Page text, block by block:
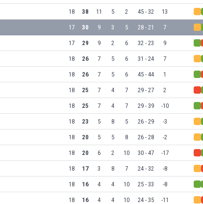
18 38 11 5 2 45 - 32 13
17 30 9 3 5 28 - 21 7
17 29 9 2 6 32 - 23 9
18 26 7 5 6 31 - 24 7
18 26 7 5 6 45 - 44 1
18 25 7 4 7 29 - 27 2
18 25 7 4 7 29 - 39 -10
18 23 5 8 5 26 - 29 -3
18 20 5 5 8 26 - 28 -2
18 20 6 2 10 30 - 47 -17
18 17 3 8 7 24 - 32 -8
18 16 4 4 10 25 - 33 -8
18 16 4 4 10 24 - 35 -11